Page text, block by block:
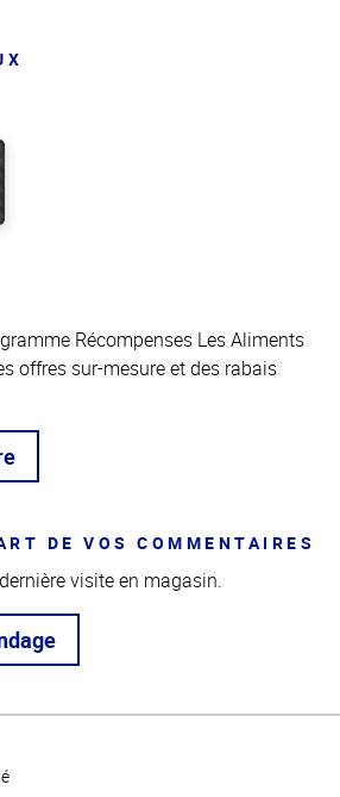
Récompenses Les Aliments
offres sur-mesure et des rabais
DE VOS COMMENTAIRES
visite en magasin.